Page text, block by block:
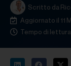
Scritto da
Aggiornato il 11
Tempo di